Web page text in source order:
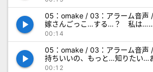
play_arrow
05：omake / 03：アラーム音声
嫁さんごっこ…する…？ 私は
い、見て…？.wav
00:14
play_arrow
05：omake / 03：アラーム音声
持ちいいの、もっと…知りたい…
て…？.wav
00:12